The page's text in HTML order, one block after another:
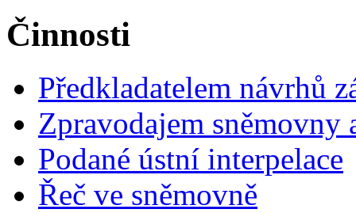
Činnosti
Předkladatelem návrhů
Zpravodajem
Podané ústní interpelace
Řeč ve sněmovně